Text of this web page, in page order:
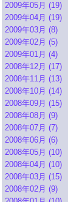
2009年05月 (19)
2009年04月 (19)
2009年03月 (8)
2009年02月 (5)
2009年01月 (4)
2008年12月 (17)
2008年11月 (13)
2008年10月 (14)
2008年09月 (15)
2008年08月 (9)
2008年07月 (7)
2008年06月 (6)
2008年05月 (10)
2008年04月 (10)
2008年03月 (15)
2008年02月 (9)